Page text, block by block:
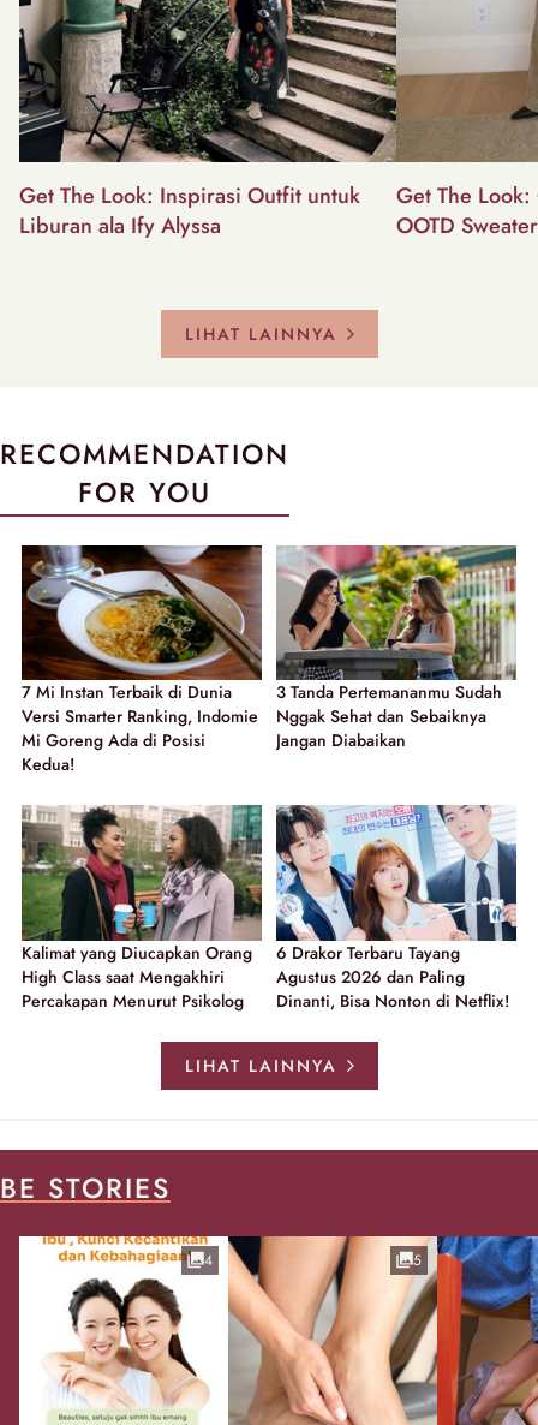
Get The Look: Inspirasi Outfit untuk
Liburan ala Ify Alyssa
Get The
OOTD
LIHAT LAINNYA
RECOMMENDATION
FOR YOU
7 Mi Instan Terbaik di Dunia
Versi Smarter Ranking, Indomie
Mi Goreng Ada di Posisi
Kedua!
3 Tanda Pertemananmu Sudah
Nggak Sehat dan Sebaiknya
Jangan Diabaikan
Kalimat yang Diucapkan Orang
High Class saat Mengakhiri
Percakapan Menurut Psikolog
6 Drakor Terbaru Tayang
Agustus 2026 dan Paling
Dinanti, Bisa Nonton di Netflix!
LIHAT LAINNYA
BE STORIES
4 5